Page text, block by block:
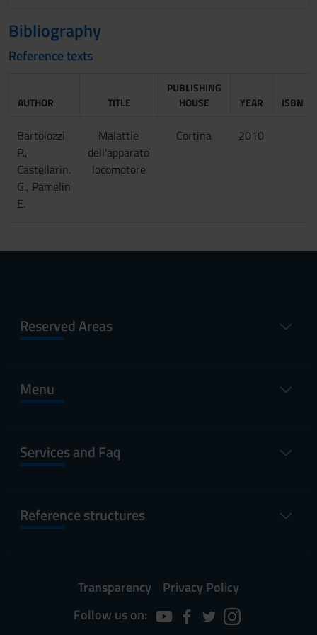
Bibliography
Reference texts
AUTHOR TITLE
PUBLISHING
HOUSE
YEAR ISBN
Bartolozzi
P.,
Castellarin.
G., Pamelin
E.
Malattie
dell'apparato
locomotore
Cortina 2010
Reserved Areas
Menu
Services and Faq
Reference structures
Transparency
Privacy Policy
Follow us on: